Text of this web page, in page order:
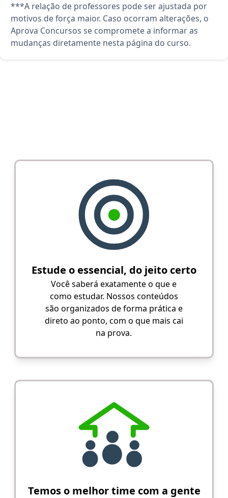
***A relação de professores pode ser ajustada por
motivos de força maior. Caso ocorram alterações, o
Aprova Concursos se compromete a informar as
mudanças diretamente nesta página do curso.
Estude o essencial, do jeito certo
Você saberá exatamente o que e
como estudar. Nossos conteúdos
são organizados de forma prática e
direto ao ponto, com o que mais cai
na prova.
Temos o melhor time com a gente